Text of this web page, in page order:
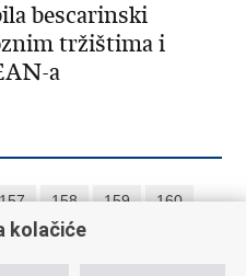
bescarinski
tržištima i
a
157 158 159
160
165 Sljedeća »
kolačiće